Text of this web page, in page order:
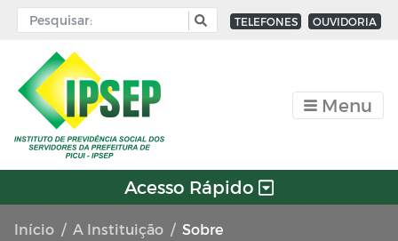
TELEFONES OUVIDORIA
Menu
Acesso Rápido
Início A Instituição Sobre